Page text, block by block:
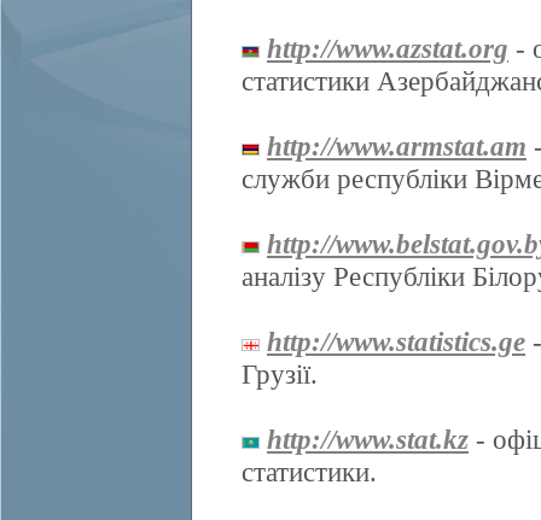
http://www.azstat.org -
статистики
http://www.armstat.am
служби республіки
http://
аналізу Республіки
http://www.statistics.ge
Грузії.
http://www.stat.kz -
статистики.